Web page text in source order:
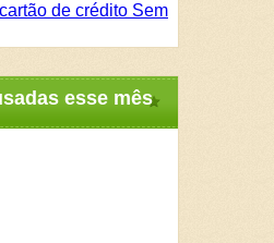
de crédito Sem
esse mês